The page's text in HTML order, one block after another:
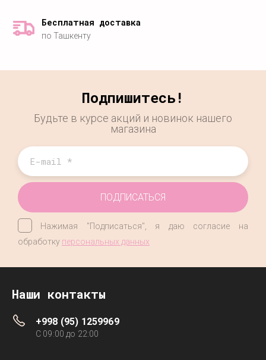
Бесплатная доставка
по Ташкенту
Подпишитесь!
Будьте в курсе акций и новинок нашего
магазина
Нажимая "Подписаться", я даю согласие на
обработку персональных данных
ПОДПИСАТЬСЯ
Наши контакты
+998 (95) 1259969
C 09:00 до 22:00